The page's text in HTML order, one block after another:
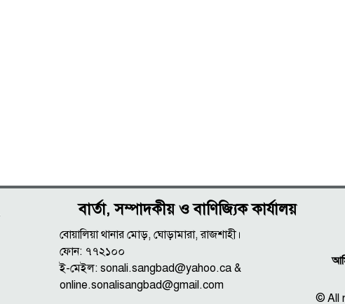
বার্তা, সম্পাদকীয় ও বাণিজ্যিক কার্যালয়
বোয়ালিয়া থানার মোড়, ঘোড়ামারা, রাজশাহী।
ফোন: ৭৭২১০০
ই-মেইল: sonali.sangbad@yahoo.ca &
online.sonalisangbad@gmail.com
© All